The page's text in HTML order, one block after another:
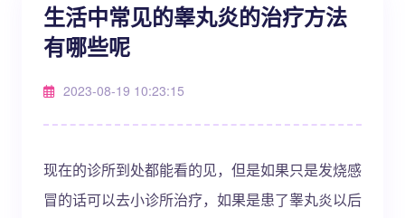
生活中常见的睾丸炎的治疗方法
有哪些呢
2023-08-19 10:23:15
现在的诊所到处都能看的见，但是如果只是发烧感
冒的话可以去小诊所治疗，如果是患了睾丸炎以后